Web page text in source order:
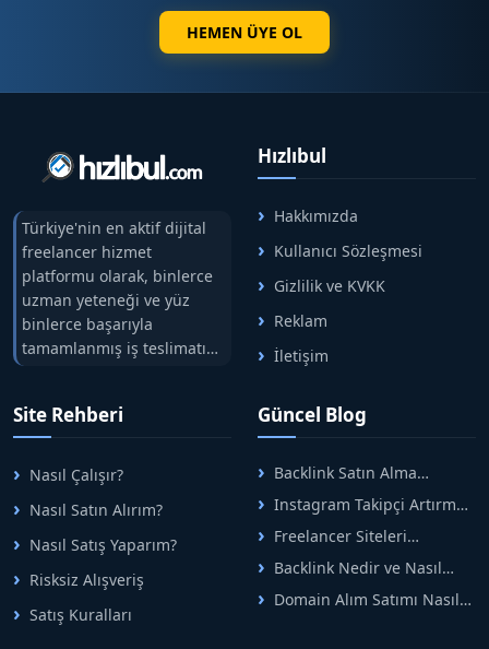
HEMEN ÜYE OL
Türkiye'nin en aktif dijital
freelancer hizmet
platformu olarak, binlerce
uzman yeteneği ve yüz
binlerce başarıyla
tamamlanmış iş teslimatını
tek çatıda buluşturuyoruz.
arasındaki süreci risksiz
alışveriş sistemi ile koruyan
ticaretin güvenli
adreslerinden birisidir.
Hızlıbul
Hakkımızda
Kullanıcı Sözleşmesi
Gizlilik ve KVKK
Reklam
İletişim
Site Rehberi
Nasıl Çalışır?
Nasıl Satın Alırım?
Nasıl Satış Yaparım?
Risksiz Alışveriş
Satış Kuralları
Güncel Blog
Backlink Satın Alma
Rehberi: Güvenli SEO İçin
Doğru Adımlar
Instagram Takipçi Artırma
Yöntemleri: Organik Büyüme
Rehberi
Freelancer Siteleri
Arasında Doğru Seçim Nasıl
Yapılır
Backlink Nedir ve Nasıl
Alınır? Etkili Yöntemler
Domain Alım Satımı Nasıl